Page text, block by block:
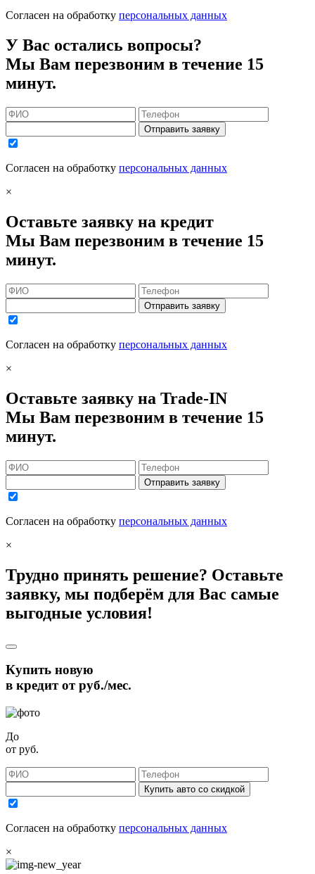
Согласен на обработку персональных данных
У Вас остались вопросы?
Мы Вам перезвоним в течение 15
минут.
Отправить заявку
Согласен на обработку персональных данных
×
Оставьте заявку на кредит
Мы Вам перезвоним в течение 15
минут.
Отправить заявку
Согласен на обработку персональных данных
×
Оставьте заявку на Trade-IN
Мы Вам перезвоним в течение 15
минут.
Отправить заявку
Согласен на обработку персональных данных
×
Трудно принять решение? Оставьте
заявку, мы подберём для Вас самые
выгодные условия!
Купить новую
в кредит отруб./мес.
До
от руб.
Купить авто со скидкой
Согласен на обработку персональных данных
×